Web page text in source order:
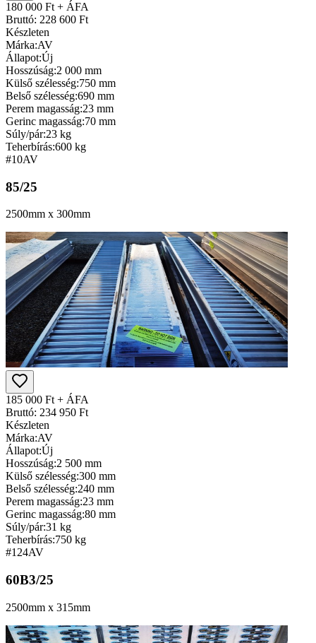
180 000 Ft + ÁFA
Bruttó: 228 600 Ft
Készleten
Márka:AV
Állapot:Új
Hosszúság:2 000 mm
Külső szélesség:750 mm
Belső szélesség:690 mm
Perem magasság:23 mm
Gerinc magasság:70 mm
Súly/pár:23 kg
Teherbírás:600 kg
#10AV
85/25
2500mm x 300mm
185 000 Ft + ÁFA
Bruttó: 234 950 Ft
Készleten
Márka:AV
Állapot:Új
Hosszúság:2 500 mm
Külső szélesség:300 mm
Belső szélesség:240 mm
Perem magasság:23 mm
Gerinc magasság:80 mm
Súly/pár:31 kg
Teherbírás:750 kg
#124AV
60B3/25
2500mm x 315mm